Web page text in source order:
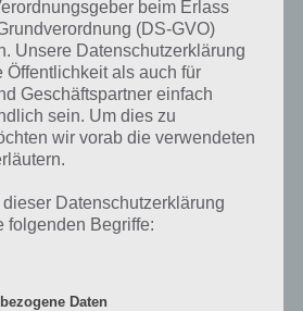
Zur Lösung
Zur Lösung
Zur Lösung
Zur Lösung
Zur Lösung
beim Erlass
(DS-GVO)
Unsere Datenschutzerklärung
Öffentlichkeit als auch für
Geschäftspartner einfach
sein. Um dies zu
wir vorab die verwendeten
Datenschutzerklärung
folgenden Begriffe:
Daten